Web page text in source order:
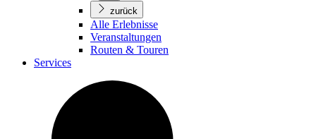
zurück
Alle Erlebnisse
Veranstaltungen
Routen & Touren
Services